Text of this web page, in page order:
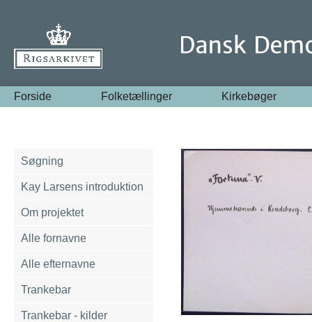
Forside Folketællinger Kirkebøger
Søgning
Kay Larsens introduktion
Om projektet
Alle fornavne
Alle efternavne
Trankebar
Trankebar - kilder